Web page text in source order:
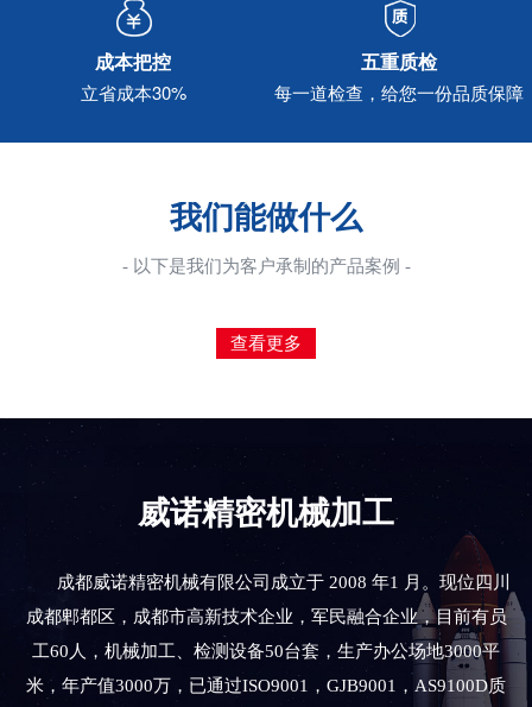
成本把控
立省成本30%
五重质检
每一道检查，给您一份品质保障
我们能做什么
- 以下是我们为客户承制的产品案例 -
查看更多
威诺精密机械加工
成都威诺精密机械有限公司成立于 2008 年1 月。现位四川
成都郫都区，成都市高新技术企业，军民融合企业，目前有员
工60人，机械加工、检测设备50台套，生产办公场地3000平
米，年产值3000万，已通过ISO9001，GJB9001，AS9100D质